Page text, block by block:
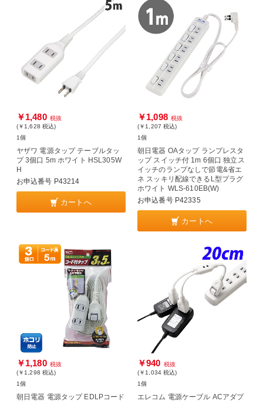
￥1,480 税抜
(￥1,628 税込)
1個
ヤザワ 電源タップ テーブルタッ
プ 3個口 5m ホワイト HSL305W
H
お申込番号 P43214
カートへ
￥1,098 税抜
(￥1,207 税込)
1個
朝日電器 OAタップ ランプレスタ
ップ スイッチ付 1m 6個口 独立ス
イッチのランプなしで節電&省エ
ネ スッキリ配線できるL型プラグ
ホワイト WLS-610EB(W)
お申込番号 P42335
カートへ
￥1,180 税抜
(￥1,298 税込)
1個
朝日電器 電源タップ EDLPコード
￥940 税抜
(￥1,034 税込)
1個
エレコム 電源ケーブル ACアダプ